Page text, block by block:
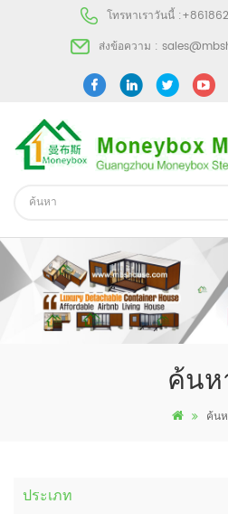
โทรหาเราวันนี้ :
ส่งข้อความ :
ค้นห
ค้น
ประเภท